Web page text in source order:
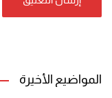
المواضيع الأخيرة